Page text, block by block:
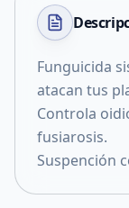
Funguicida
atacan tus
Controla
fusiarosis.
Suspención